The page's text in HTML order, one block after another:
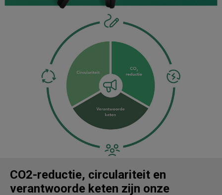
CO2-reductie, circulariteit en
verantwoorde keten zijn onze